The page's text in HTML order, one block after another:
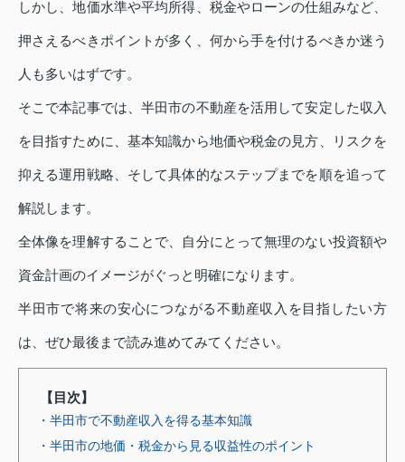
しかし、地価水準や平均所得、税金やローンの仕組みなど、
押さえるべきポイントが多く、何から手を付けるべきか迷う
人も多いはずです。
そこで本記事では、半田市の不動産を活用して安定した収入
を目指すために、基本知識から地価や税金の見方、リスクを
抑える運用戦略、そして具体的なステップまでを順を追って
解説します。
全体像を理解することで、自分にとって無理のない投資額や
資金計画のイメージがぐっと明確になります。
半田市で将来の安心につながる不動産収入を目指したい方
は、ぜひ最後まで読み進めてみてください。
【目次】
・半田市で不動産収入を得る基本知識
・半田市の地価・税金から見る収益性のポイント